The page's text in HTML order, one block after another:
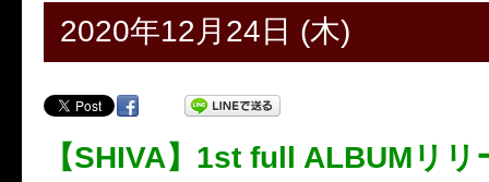
2020年12月24日 (木)
【SHIVA】1st full ALBUMリリ